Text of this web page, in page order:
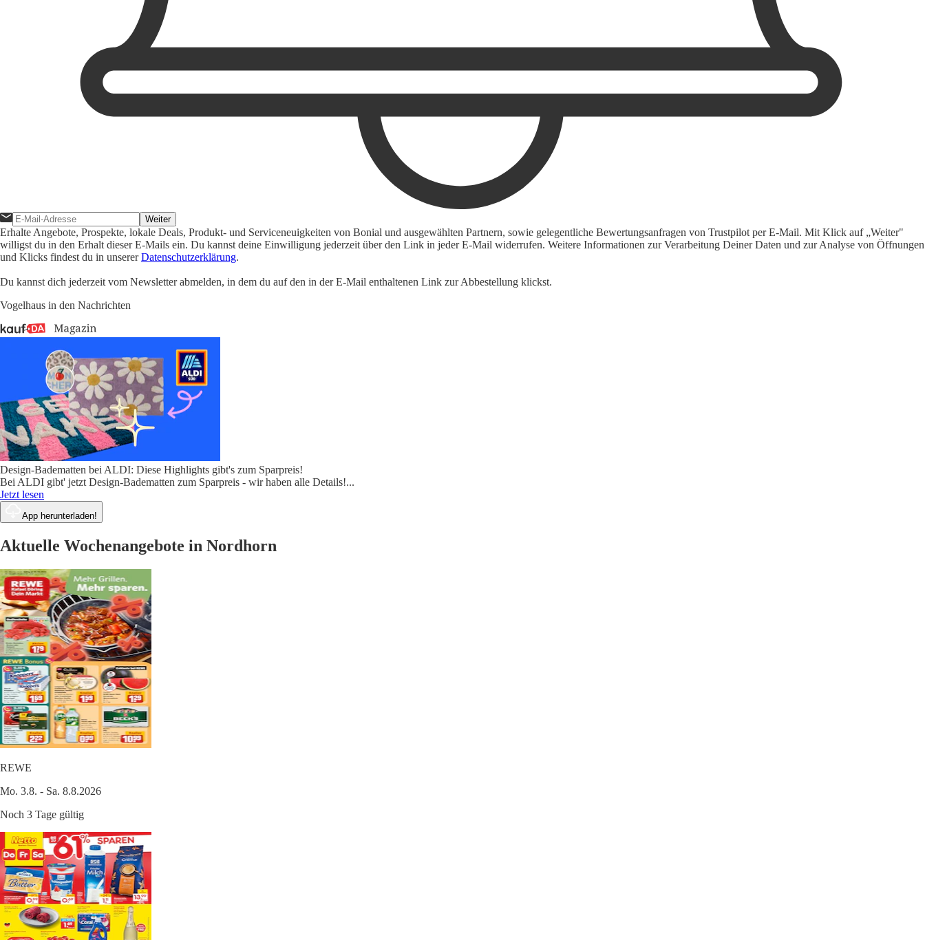
Weiter
Erhalte Angebote, Prospekte, lokale Deals, Produkt- und Serviceneuigkeiten von Bonial und ausgewählten Partnern, sowie gelegentliche Bewertungsanfragen von Trustpilot per E-Mail. Mit Klick auf „Weiter"
willigst du in den Erhalt dieser E-Mails ein. Du kannst deine Einwilligung jederzeit über den Link in jeder E-Mail widerrufen. Weitere Informationen zur Verarbeitung Deiner Daten und zur Analyse von Öffnungen
und Klicks findest du in unsererDatenschutzerklärung.
Du kannst dich jederzeit vom Newsletter abmelden, in dem du auf den in der E-Mail enthaltenen Link zur Abbestellung klickst.
Vogelhaus in den Nachrichten
Design-Badematten bei ALDI: Diese Highlights gibt's zum Sparpreis!
Bei ALDI gibt' jetzt Design-Badematten zum Sparpreis - wir haben alle Details!...
Jetzt lesen
App herunterladen!
Aktuelle Wochenangebote in Nordhorn
REWE
Mo. 3.8. - Sa. 8.8.2026
Noch 3 Tage gültig